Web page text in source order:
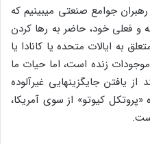
جوامع صنعتی می‏بینیم که
و فعلی خود، حاضر به رها کردن
به ایالات متحده یا کانادا یا
زنده است، اما حیات ما
یافتن جایگزین‏هایی غیرآلوده
کیوتو» از سوی آمریکا،